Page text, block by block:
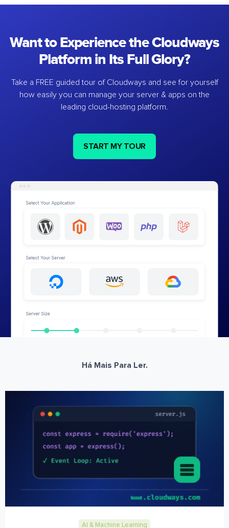
Want to Experience the Cloudways
Platform in Its Full Glory?
Take a FREE guided tour of Cloudways and see for yourself
how easily you can manage your server & apps on the
leading cloud-hosting platform.
START MY TOUR
Há Mais Para Ler.
AI & Machine Learning